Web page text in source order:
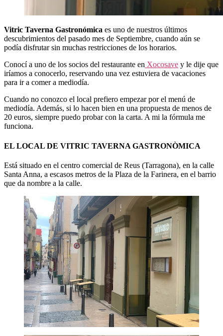
Vitric Taverna Gastronómica es uno de nuestros últimos
descubrimientos del pasado mes de Septiembre, cuando aún se
podía disfrutar sin muchas restricciones de los horarios.
Conocí a uno de los socios del restaurante en Xocosave y le dije que
iríamos a conocerlo, reservando una vez estuviera de vacaciones
para ir a comer a mediodía.
Cuando no conozco el local prefiero empezar por el menú de
mediodía. Además, si lo hacen bien en una propuesta de menos de
20 euros, siempre puedo probar con la carta. A mi la fórmula me
funciona.
EL LOCAL DE VITRIC TAVERNA GASTRONÒMICA
Está situado en el centro comercial de Reus (Tarragona), en la calle
Santa Anna, a escasos metros de la Plaza de la Farinera, en el barrio
que da nombre a la calle.